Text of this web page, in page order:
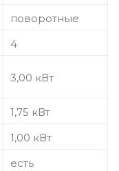
поворотные
4
3,00 кВт
1,75 кВт
1,00 кВт
есть